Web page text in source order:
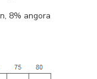
8% angora